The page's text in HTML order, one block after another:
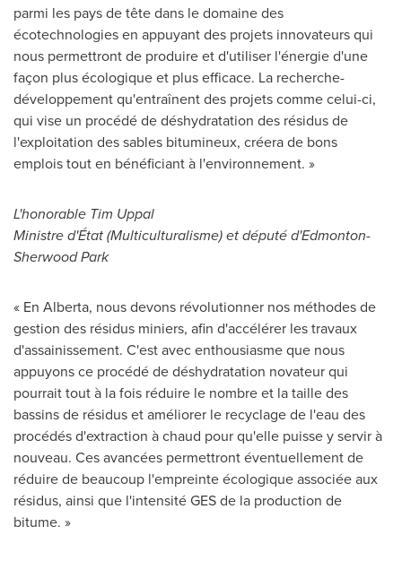
parmi les pays de tête dans le domaine des
écotechnologies en appuyant des projets innovateurs qui
nous permettront de produire et d'utiliser l'énergie d'une
façon plus écologique et plus efficace. La recherche-
développement qu'entraînent des projets comme celui-ci,
qui vise un procédé de déshydratation des résidus de
l'exploitation des sables bitumineux, créera de bons
emplois tout en bénéficiant à l'environnement. »
L'honorable Tim Uppal
Ministre d'État (Multiculturalisme) et député d'Edmonton-
Sherwood Park
« En Alberta, nous devons révolutionner nos méthodes de
gestion des résidus miniers, afin d'accélérer les travaux
d'assainissement. C'est avec enthousiasme que nous
appuyons ce procédé de déshydratation novateur qui
pourrait tout à la fois réduire le nombre et la taille des
bassins de résidus et améliorer le recyclage de l'eau des
procédés d'extraction à chaud pour qu'elle puisse y servir à
nouveau. Ces avancées permettront éventuellement de
réduire de beaucoup l'empreinte écologique associée aux
résidus, ainsi que l'intensité GES de la production de
bitume. »